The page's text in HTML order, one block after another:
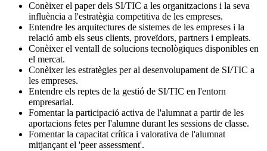
Conèixer el paper dels SI/TIC a les organitzacions i la seva
influència a l'estratègia competitiva de les empreses.
Entendre les arquitectures de sistemes de les empreses i la
relació amb els seus clients, proveïdors, partners i empleats.
Conèixer el ventall de solucions tecnològiques disponibles en
el mercat.
Conèixer les estratègies per al desenvolupament de SI/TIC a
les empreses.
Entendre els reptes de la gestió de SI/TIC en l'entorn
empresarial.
Fomentar la participació activa de l'alumnat a partir de les
aportacions fetes per l'alumne durant les sessions de classe.
Fomentar la capacitat crítica i valorativa de l'alumnat
mitjançant el 'peer assessment'.